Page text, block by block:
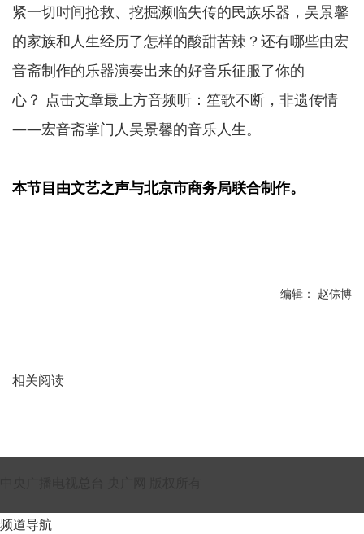
紧一切时间抢救、挖掘濒临失传的民族乐器，吴景馨
的家族和人生经历了怎样的酸甜苦辣？还有哪些由宏
音斋制作的乐器演奏出来的好音乐征服了你的
心？ 点击文章最上方音频听：笙歌不断，非遗传情
——宏音斋掌门人吴景馨的音乐人生。
本节目由文艺之声与北京市商务局联合制作。
编辑： 赵倧博
相关阅读
频道导航